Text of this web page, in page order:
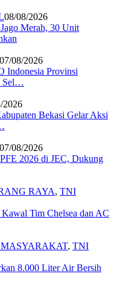
08/08/2026
Merah, 30 Unit
07/08/2026
Indonesia Provinsi
Sel…
2026
Bekasi Gelar Aksi
07/08/2026
2026 di JEC, Dukung
RAYA, TNI
Kawal Tim Chelsea dan AC
, TNI
8.000 Liter Air Bersih